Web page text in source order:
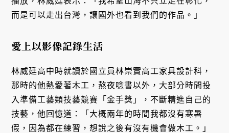
而是可以走出台灣，讓國外也看到我們的作品。」
愛上以影像記錄生活
林威廷高中時就讀於國立員林崇實高工家具設計科，
那時的他熱愛著木工，熬夜唸書以外，大部分時間投
入準備工藝類技藝競賽「金手獎」，不斷精進自己的
技藝，他回憶道：「大概兩年的時間我都沒有寒暑
假，因為都在練習，想說之後有沒有機會做木工。」